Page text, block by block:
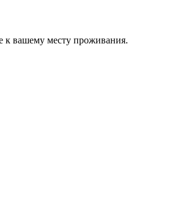
к вашему месту проживания.